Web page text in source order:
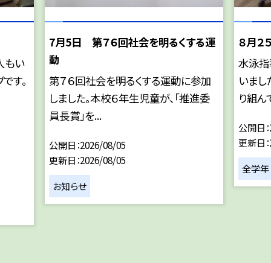
もい
す。
7月5日 第７６回社会を明るくする運
動
第７６回社会を明るくする運動に参加
しました。本校６年生児童が、「推進委
員長賞」を...
公開日 2026/08/05
更新日 2026/08/05
お知らせ
８月２
水泳指
いまし
り組ん
公開日
更新日
全学年